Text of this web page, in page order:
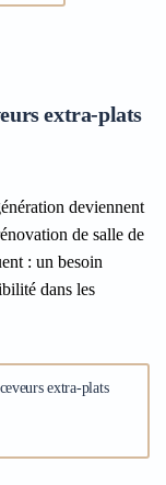
extra-plats
deviennent
de salle de
: un besoin
dans les
extra-plats